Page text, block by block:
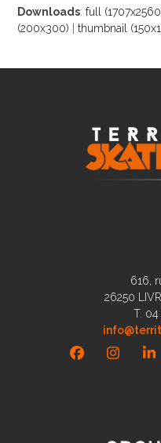
Downloads:full
(200x300) |thumbnail
616,
26250
T. 04
Facebook